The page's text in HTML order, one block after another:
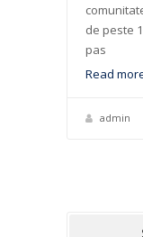
de peste
pas
Read
admin